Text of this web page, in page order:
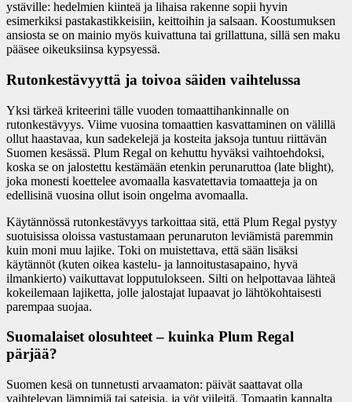
ystäville: hedelmien kiinteä ja lihaisa rakenne sopii hyvin
esimerkiksi pastakastikkeisiin, keittoihin ja salsaan. Koostumuksen
ansiosta se on mainio myös kuivattuna tai grillattuna, sillä sen maku
pääsee oikeuksiinsa kypsyessä.
Rutonkestävyyttä ja toivoa säiden vaihtelussa
Yksi tärkeä kriteerini tälle vuoden tomaattihankinnalle on
rutonkestävyys. Viime vuosina tomaattien kasvattaminen on välillä
ollut haastavaa, kun sadekelejä ja kosteita jaksoja tuntuu riittävän
Suomen kesässä. Plum Regal on kehuttu hyväksi vaihtoehdoksi,
koska se on jalostettu kestämään etenkin perunaruttoa (late blight),
joka monesti koettelee avomaalla kasvatettavia tomaatteja ja on
edellisinä vuosina ollut isoin ongelma avomaalla.
Käytännössä rutonkestävyys tarkoittaa sitä, että Plum Regal pystyy
suotuisissa oloissa vastustamaan perunaruton leviämistä paremmin
kuin moni muu lajike. Toki on muistettava, että sään lisäksi
käytännöt (kuten oikea kastelu- ja lannoitustasapaino, hyvä
ilmankierto) vaikuttavat lopputulokseen. Silti on helpottavaa lähteä
kokeilemaan lajiketta, jolle jalostajat lupaavat jo lähtökohtaisesti
parempaa suojaa.
Suomalaiset olosuhteet – kuinka Plum Regal
pärjää?
Suomen kesä on tunnetusti arvaamaton: päivät saattavat olla
vaihtelevan lämpimiä tai sateisia, ja yöt viileitä. Tomaatin kannalta